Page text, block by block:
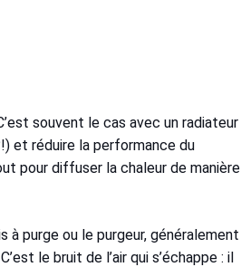
souvent le cas avec un radiateur
et réduire la performance du
pour diffuser la chaleur de manière
à purge ou le purgeur, généralement
le bruit de l’air qui s’échappe : il